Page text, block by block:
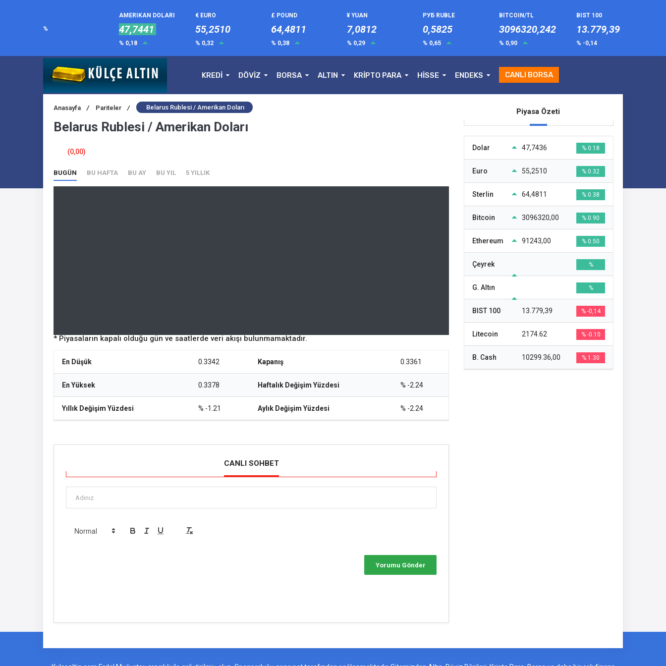
%
AMERIKAN DOLARI
47,7441
% 0,18
€ EURO
55,2510
% 0,32
£ POUND
64,4811
% 0,38
¥ YUAN
7,0812
% 0,29
РУБ RUBLE
0,5825
% 0,65
BITCOIN/TL
3096320,242
% 0,90
BIST 100
13.779,39
% -0,14
KREDİ DÖVİZ BORSA ALTIN KRİPTO PARA HİSSE ENDEKS CANLI BORSA
Anasayfa / Pariteler / Belarus Rublesi / Amerikan Doları
Belarus Rublesi / Amerikan Doları
(0,00)
BUGÜN BU HAFTA BU AY BU YIL 5 YILLIK
* Piyasaların kapalı olduğu gün ve saatlerde veri akışı bulunmamaktadır.
En Düşük 0.3342 Kapanış 0.3361
En Yüksek 0.3378 Haftalık Değişim Yüzdesi % -2.24
Yıllık Değişim Yüzdesi % -1.21 Aylık Değişim Yüzdesi % -2.24
CANLI SOHBET
Piyasa Özeti
Dolar 47,7436 % 0.18
Euro 55,2510 % 0.32
Sterlin 64,4811 % 0.38
Bitcoin 3096320,00 % 0.90
Ethereum 91243,00 % 0.50
Çeyrek %
G. Altın %
BIST 100 13.779,39 % -0,14
Litecoin 2174.62 % -0.10
B. Cash 10299.36,00 % 1.30